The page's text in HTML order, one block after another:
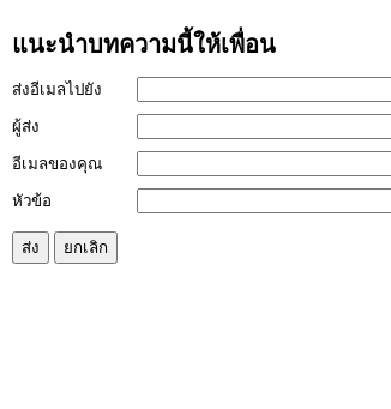
แนะนำบทความนี้ให้เพื่อน
ส่งอีเมลไปยัง
ผู้ส่ง
อีเมลของคุณ
หัวข้อ
ส่ง ยกเลิก